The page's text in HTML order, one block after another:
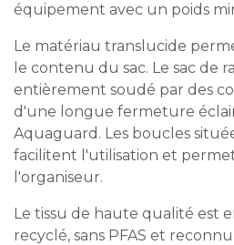
équipement avec un poids
Le matériau translucide
le contenu du sac. Le sac de
entièrement soudé par des
d'une longue fermeture
Aquaguard. Les boucles
facilitent l'utilisation et
l'organiseur.
Le tissu de haute qualité est
recyclé, sans PFAS et